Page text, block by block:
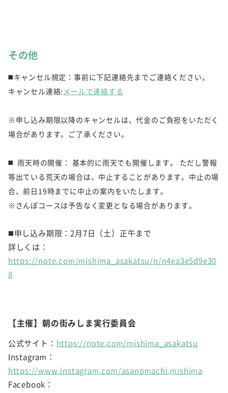
その他
◼️キャンセル規定：事前に下記連絡先までご連絡ください。
キャンセル連絡: メールで連絡する
※申し込み期限以降のキャンセルは、代金のご負担をいただく
場合があります。ご了承ください。
◼️ 雨天時の開催： 基本的に雨天でも開催します。 ただし警報
等出ている荒天の場合は、中止することがあります。中止の場
合、前日19時までに中止の案内をいたします。
※さんぽコースは予告なく変更となる場合があります。
◼️申し込み期限：2月7日（土）正午まで
詳しくは：
https://note.com/mishima_asakatsu/n/n4ea3e5d9e30
8
【主催】朝の街みしま実行委員会
公式サイト： https://note.com/mishima_asakatsu
Instagram：
https://www.instagram.com/asanomachi.mishima
Facebook：